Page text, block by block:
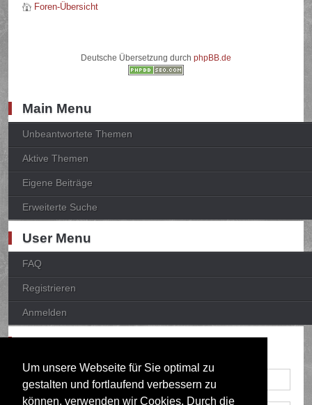
Um unsere Webseite für Sie optimal zu
gestalten und fortlaufend verbessern zu
können, verwenden wir Cookies. Durch die
Foren-Übersicht
Deutsche Übersetzung durch phpBB.de
Main Menu
Unbeantwortete Themen
Aktive Themen
Eigene Beiträge
Erweiterte Suche
User Menu
FAQ
Registrieren
Anmelden